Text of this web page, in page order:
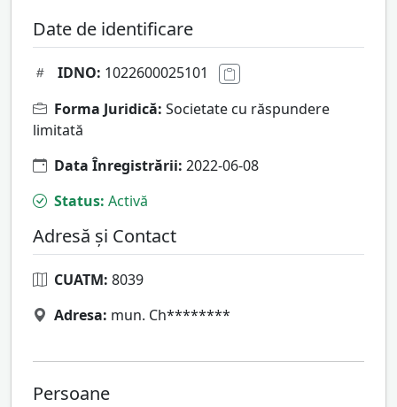
Date de identificare
IDNO: 1022600025101
Forma Juridică: Societate cu răspundere
limitată
Data Înregistrării: 2022-06-08
Status: Activă
Adresă și Contact
CUATM: 8039
Adresa: mun. Ch********
Persoane